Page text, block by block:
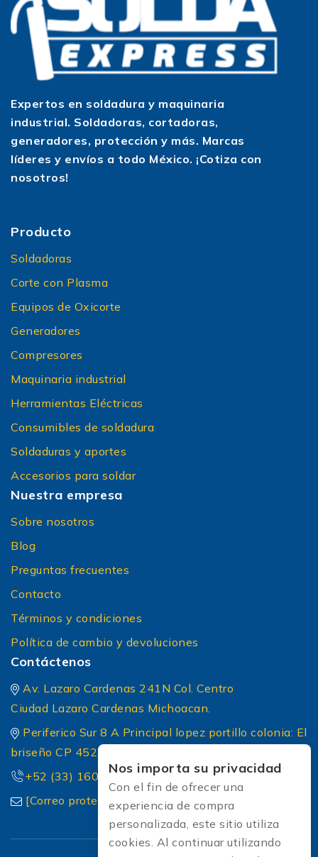
Expertos en soldadura y maquinaria
industrial. Soldadoras, cortadoras,
generadores, protección y más. Marcas
líderes y envíos a todo México. ¡Cotiza con
nosotros!
Producto
Soldadoras
Corte con Plasma
Equipos de Oxicorte
Generadores
Compresores
Maquinaria industrial
Herramientas Eléctricas
Consumibles de soldadura
Soldaduras y aportes
Accesorios para soldar
Nuestra empresa
Sobre nosotros
Blog
Preguntas frecuentes
Contacto
Términos y condiciones
Política de cambio y devoluciones
Contáctenos
Av. Lazaro Cardenas 241N Col. Centro
Ciudad Lazaro Cardenas Michoacan.
Periferico Sur 8 A Principal lopez portillo colonia: El
briseño CP 45236 Zapopan Jalisco
+52 (33) 1604 5032
[Correo protected]
Nos importa su privacidad
Con el fin de ofrecer una
experiencia de compra
personalizada, este sitio utiliza
cookies. Al continuar utilizando